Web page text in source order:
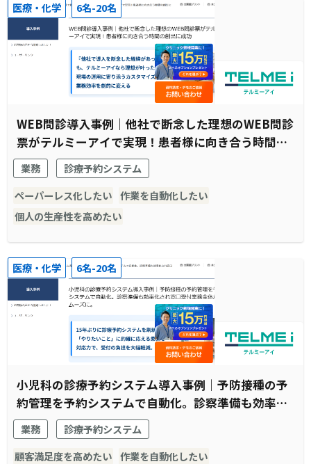
医療・化学 6名-20名
WEB問診導入事例｜他社で断念した理想のWEB問診
票がテルミーアイで実現！患者様に向き合う時間の
創出に成功
業務
診療予約システム
ペーパーレス化したい 作業を自動化したい
個人の生産性を高めたい
医療・化学 6名-20名
小児科の診療予約システム導入事例｜予防接種の予
約管理を予約システムで自動化。診察準備も効率化
され窓口受付業務全体がスムーズに。
業務
診療予約システム
顧客満足度を高めたい 作業を自動化したい